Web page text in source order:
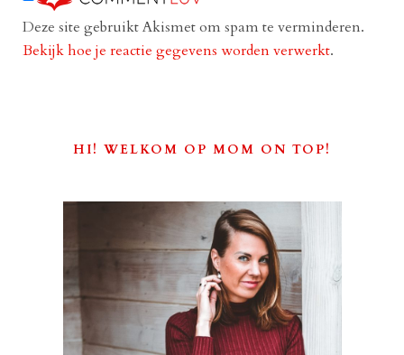
Deze site gebruikt Akismet om spam te verminderen.
Bekijk hoe je reactie gegevens worden verwerkt.
HI! WELKOM OP MOM ON TOP!